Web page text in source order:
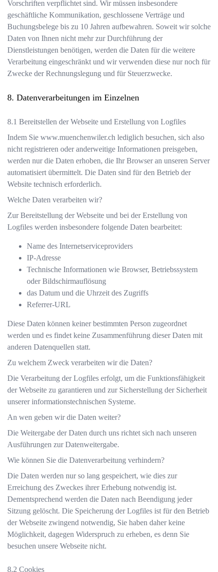
Vorschriften verpflichtet sind. Wir müssen insbesondere
geschäftliche Kommunikation, geschlossene Verträge und
Buchungsbelege bis zu 10 Jahren aufbewahren. Soweit wir solche
Daten von Ihnen nicht mehr zur Durchführung der
Dienstleistungen benötigen, werden die Daten für die weitere
Verarbeitung eingeschränkt und wir verwenden diese nur noch für
Zwecke der Rechnungslegung und für Steuerzwecke.
Datenverarbeitungen im Einzelnen
Bereitstellen der Webseite und Erstellung von Logfiles
Indem Sie www.muenchenwiler.ch lediglich besuchen, sich also
nicht registrieren oder anderweitige Informationen preisgeben,
werden nur die Daten erhoben, die Ihr Browser an unseren Server
automatisiert übermittelt. Die Daten sind für den Betrieb der
Website technisch erforderlich.
Welche Daten verarbeiten wir?
Zur Bereitstellung der Webseite und bei der Erstellung von
Logfiles werden insbesondere folgende Daten bearbeitet:
Name des Internetserviceproviders
IP-Adresse
Technische Informationen wie Browser, Betriebssystem
oder Bildschirmauflösung
das Datum und die Uhrzeit des Zugriffs
Referrer-URL
Diese Daten können keiner bestimmten Person zugeordnet
werden und es findet keine Zusammenführung dieser Daten mit
anderen Datenquellen statt.
Zu welchem Zweck verarbeiten wir die Daten?
Die Verarbeitung der Logfiles erfolgt, um die Funktionsfähigkeit
der Webseite zu garantieren und zur Sicherstellung der Sicherheit
unserer informationstechnischen Systeme.
An wen geben wir die Daten weiter?
Die Weitergabe der Daten durch uns richtet sich nach unseren
Ausführungen zur Datenweitergabe.
Wie können Sie die Datenverarbeitung verhindern?
Die Daten werden nur so lang gespeichert, wie dies zur
Erreichung des Zweckes ihrer Erhebung notwendig ist.
Dementsprechend werden die Daten nach Beendigung jeder
Sitzung gelöscht. Die Speicherung der Logfiles ist für den Betrieb
der Webseite zwingend notwendig, Sie haben daher keine
Möglichkeit, dagegen Widerspruch zu erheben, es denn Sie
besuchen unsere Webseite nicht.
Cookies